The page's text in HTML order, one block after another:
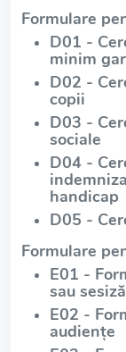
Formulare
D01 -
minim
D02 -
copii
D03 -
sociale
D04 -
handicap
D05 -
Formulare
E01 -
sau
E02 -
audiențe